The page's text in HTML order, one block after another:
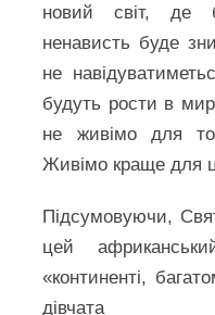
новий світ, де
ненависть буде
не
будуть рости в
не живімо для
Живімо краще для
Підсумовуючи,
цей
«континенті,
дівчата